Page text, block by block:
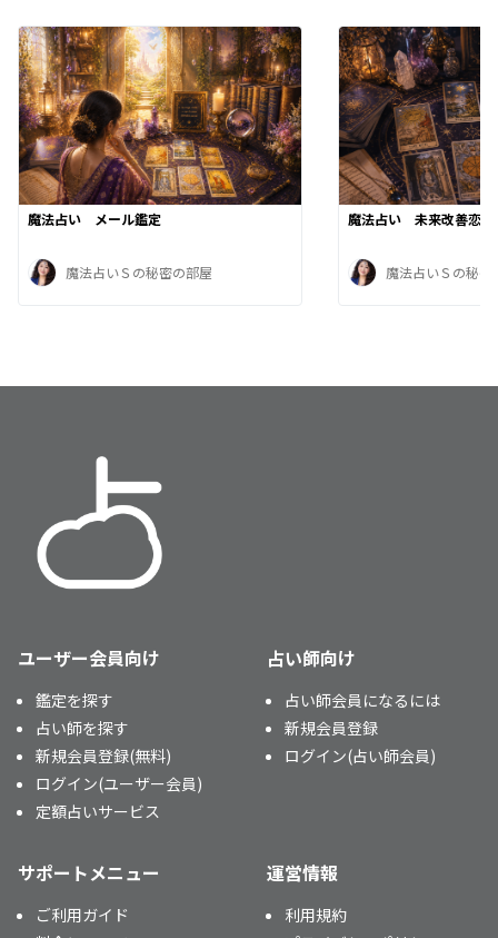
魔法占い メール鑑定
魔法占いＳの秘密の部屋
魔法占い 未来改善恋愛
魔法占いＳの秘密
ユーザー会員向け
鑑定を探す
占い師を探す
新規会員登録(無料)
ログイン(ユーザー会員)
定額占いサービス
占い師向け
占い師会員になるには
新規会員登録
ログイン(占い師会員)
サポートメニュー
ご利用ガイド
運営情報
利用規約